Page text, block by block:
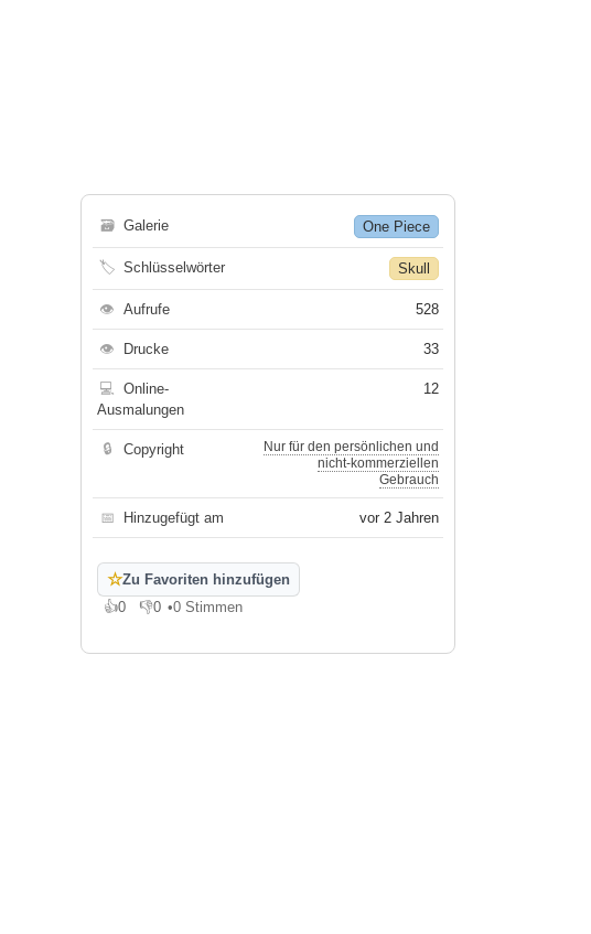
🗃 Galerie One Piece
🏷 Schlüsselwörter Skull
👁 Aufrufe 528
👁 Drucke 33
💻
Online-
Ausmalungen
12
🔒 Copyright
Nur für den persönlichen und
nicht-kommerziellen
Gebrauch
📅 Hinzugefügt am vor 2 Jahren
☆Zu Favoriten hinzufügen
👍0
Gefällt mir
👎0
Gefällt mir nicht
•0 Stimmen